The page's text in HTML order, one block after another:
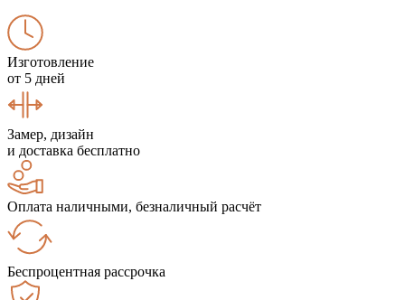
Изготовление
от 5 дней
Замер, дизайн
и доставка бесплатно
Оплата наличными, безналичный расчёт
Беспроцентная рассрочка